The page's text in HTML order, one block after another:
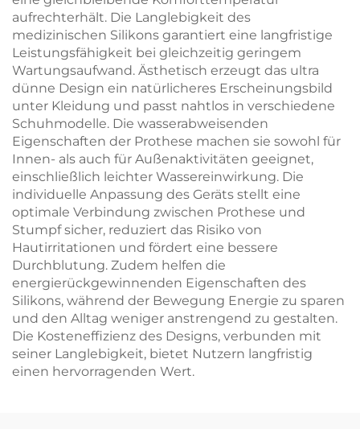
aufrechterhält. Die Langlebigkeit des
medizinischen Silikons garantiert eine langfristige
Leistungsfähigkeit bei gleichzeitig geringem
Wartungsaufwand. Ästhetisch erzeugt das ultra
dünne Design ein natürlicheres Erscheinungsbild
unter Kleidung und passt nahtlos in verschiedene
Schuhmodelle. Die wasserabweisenden
Eigenschaften der Prothese machen sie sowohl für
Innen- als auch für Außenaktivitäten geeignet,
einschließlich leichter Wassereinwirkung. Die
individuelle Anpassung des Geräts stellt eine
optimale Verbindung zwischen Prothese und
Stumpf sicher, reduziert das Risiko von
Hautirritationen und fördert eine bessere
Durchblutung. Zudem helfen die
energierückgewinnenden Eigenschaften des
Silikons, während der Bewegung Energie zu sparen
und den Alltag weniger anstrengend zu gestalten.
Die Kosteneffizienz des Designs, verbunden mit
seiner Langlebigkeit, bietet Nutzern langfristig
einen hervorragenden Wert.